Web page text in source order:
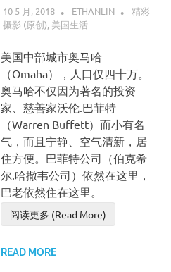
10 5 月, 2018 ETHANLIN
精彩
摄影 (原创), 美国生活
美国中部城市奥马哈
（Omaha），人口仅四十万。
奥马哈不仅因为著名的投资
家、慈善家沃伦.巴菲特
（Warren Buffett）而小有名
气，而且宁静、空气清新，居
住方便。巴菲特公司（伯克希
尔.哈撒韦公司）依然在这里，
巴老依然住在这里。
阅读更多 (Read More)
READ MORE